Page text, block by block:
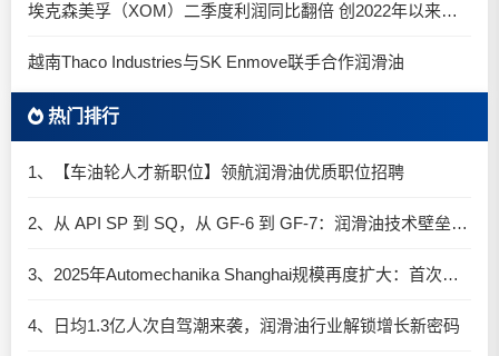
埃克森美孚（XOM）二季度利润同比翻倍 创2022年以来新高
越南Thaco Industries与SK Enmove联手合作润滑油
热门排行
1、【车油轮人才新职位】领航润滑油优质职位招聘
2、从 API SP 到 SQ，从 GF-6 到 GF-7：润滑油技术壁垒再升高，你准备好了吗？
3、2025年Automechanika Shanghai规模再度扩大：首次启用国家会展中心（上海）全部15个展馆
4、日均1.3亿人次自驾潮来袭，润滑油行业解锁增长新密码​